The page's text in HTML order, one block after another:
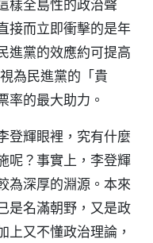
樣全島性的政治聲
接而立即衝擊的是年
進黨的效應約可提高
為民進黨的「貴
率的最大助力。
登輝眼裡，究有什麼
呢？事實上，李登輝
為深厚的淵源。本來
是名滿朝野，又是政
上又不懂政治理論，